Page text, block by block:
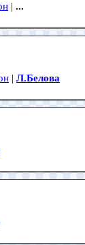
| ...
| Л.Белова